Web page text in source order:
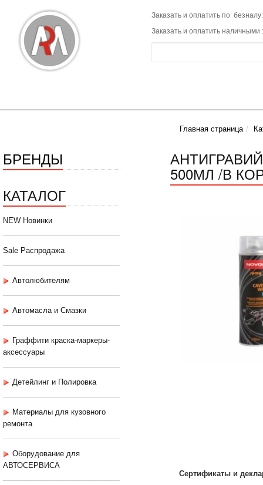
Заказать и оплатить по
Заказать и оплатить наличными
Главная страница
БРЕНДЫ
КАТАЛОГ
NEW Новинки
Sale Распродажа
Автолюбителям
Автомасла и Смазки
Граффити краска-маркеры-
аксессуары
Детейлинг и Полировка
Материалы для кузовного
ремонта
Оборудование для
АВТОСЕРВИСА
АНТИГРАВИЙ
500МЛ /В
Сертификаты и